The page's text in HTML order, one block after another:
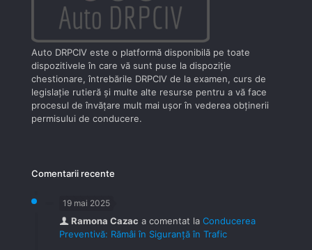
Auto DRPCIV este o platformă disponibilă pe toate
dispozitivele în care vă sunt puse la dispoziţie
chestionare, întrebările DRPCIV de la examen, curs de
legislaţie rutieră şi multe alte resurse pentru a vă face
procesul de învăţare mult mai uşor în vederea obţinerii
permisului de conducere.
Comentarii recente
19 mai 2025
Ramona Cazac a comentat la Conducerea
Preventivă: Rămâi în Siguranță în Trafic